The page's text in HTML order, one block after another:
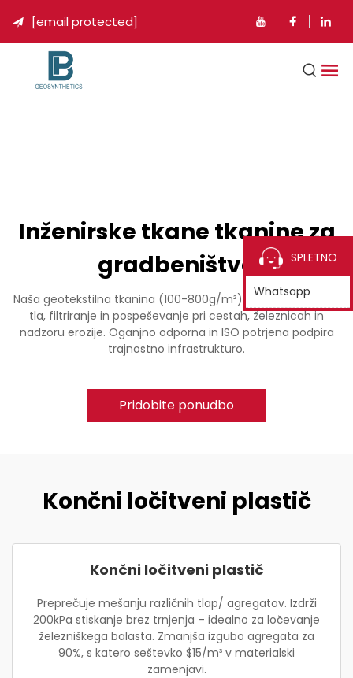
 [email protected]
Inženirske tkane tkanine za
gradbeništvo
Naša geotekstilna tkanina (100-800g/m²) ponuja ločevanje
tla, filtriranje in pospeševanje pri cestah, železnicah in
nadzoru erozije. Oganjno odporna in ISO potrjena podpira
trajnostno infrastrukturo.
Pridobite ponudbo
Končni ločitveni plastič
Končni ločitveni plastič
Preprečuje mešanju različnih tlap/ agregatov. Izdrži
200kPa stiskanje brez trnjenja – idealno za ločevanje
železniškega balasta. Zmanjša izgubo agregata za
90%, s katero seštevko $15/m³ v materialski
zamenjavi.
SPLETNO
Whatsapp